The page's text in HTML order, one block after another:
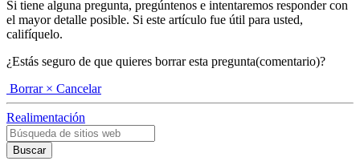
Si tiene alguna pregunta, pregúntenos e intentaremos responder con
el mayor detalle posible. Si este artículo fue útil para usted,
califíquelo.
¿Estás seguro de que quieres borrar esta pregunta(comentario)?
Borrar × Cancelar
Realimentación